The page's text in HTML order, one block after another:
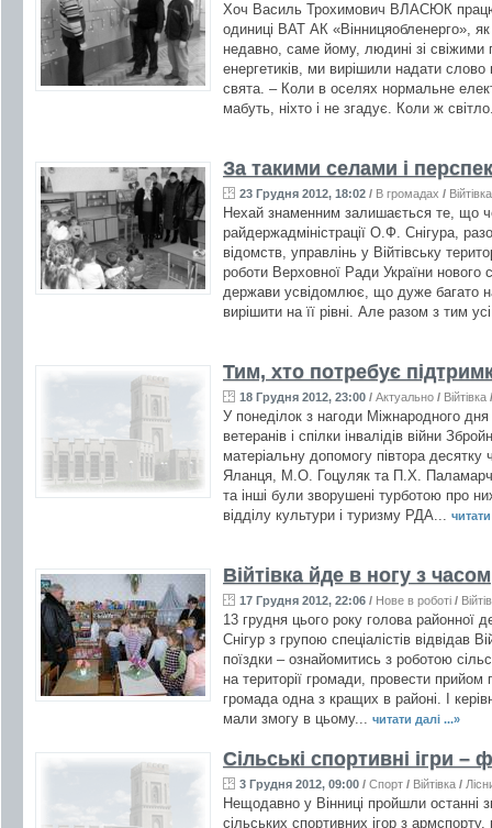
Хоч Василь Трохимович ВЛАСЮК
одиниці ВАТ АК «Вінницяобленерго»,
недавно, саме йому, людині зі
енергетиків, ми вирішили надати слово
свята. – Коли в оселях нормальне
мабуть, ніхто і не згадує. Коли ж
За такими селами і
23 Грудня 2012, 18:02 / В громадах / Війтівка
Нехай знаменним залишається те, що
райдержадміністрації О.Ф. Снігура,
відомств, управлінь у Війтівську
роботи Верховної Ради України
держави усвідомлює, що дуже багато
вирішити на її рівні. Але разом з тим
Тим, хто потребує
18 Грудня 2012, 23:00 / Актуально / Війтівка
У понеділок з нагоди Міжнародного дня
ветеранів і спілки інвалідів війни
матеріальну допомогу півтора десятку
Яланця, М.О. Гоцуляк та П.Х.
та інші були зворушені турботою про
відділу культури і туризму РДА...
Війтівка йде в ногу з часом
17 Грудня 2012, 22:06 / Нове в роботі /
13 грудня цього року голова районної
Снігур з групою спеціалістів відвідав
поїздки – ознайомитись з роботою
на території громади, провести прийом
громада одна з кращих в районі. І
мали змогу в цьому... читати далі ...»
Сільські спортивні ігри –
3 Грудня 2012, 09:00 / Спорт / Війтівка /
Нещодавно у Вінниці пройшли останні
сільських спортивних ігор з